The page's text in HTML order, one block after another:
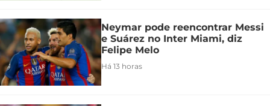
Neymar pode reencontrar Messi
e Suárez no Inter Miami, diz
Felipe Melo
Há 13 horas